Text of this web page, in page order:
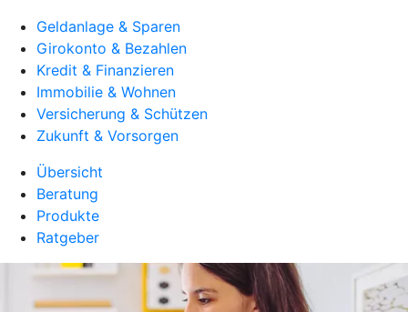
Geldanlage & Sparen
Girokonto & Bezahlen
Kredit & Finanzieren
Immobilie & Wohnen
Versicherung & Schützen
Zukunft & Vorsorgen
Übersicht
Beratung
Produkte
Ratgeber